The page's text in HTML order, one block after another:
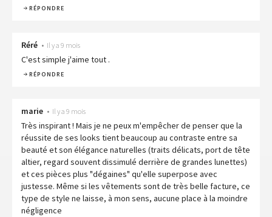
RÉPONDRE
Réré • Il y a 9 mois
C'est simple j'aime tout .
RÉPONDRE
marie • Il y a 9 mois
Très inspirant ! Mais je ne peux m'empêcher de penser que la
réussite de ses looks tient beaucoup au contraste entre sa
beauté et son élégance naturelles (traits délicats, port de tête
altier, regard souvent dissimulé derrière de grandes lunettes)
et ces pièces plus "dégaines" qu'elle superpose avec
justesse. Même si les vêtements sont de très belle facture, ce
type de style ne laisse, à mon sens, aucune place à la moindre
négligence